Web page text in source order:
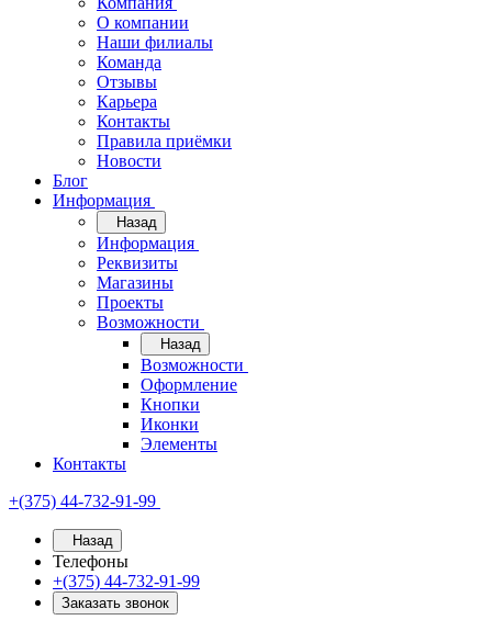
О компании
Наши филиалы
Команда
Отзывы
Карьера
Контакты
Правила приёмки
Новости
Блог
Информация
Назад
Информация
Реквизиты
Магазины
Проекты
Возможности
Назад
Возможности
Оформление
Кнопки
Иконки
Элементы
Контакты
+(375) 44-732-91-99
Назад
Телефоны
+(375) 44-732-91-99
Заказать звонок